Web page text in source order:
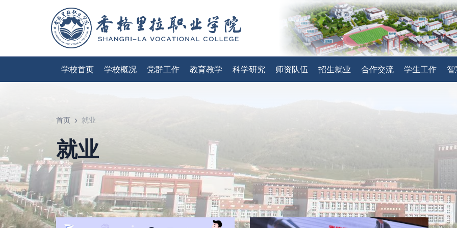
学校首页 学校概况 党群工作 教育教学 科学研究 师资队伍 招生就业 合作交流 学生工作
首页 就业
就业